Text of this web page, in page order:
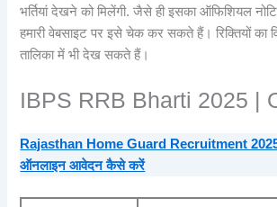
भर्तियां देखने को मिलेंगी. जैसे ही इसका ऑफिशियल
हमारी वेबसाइट पर इसे चेक कर सकते हैं। रिक्तियों का
तालिका में भी देख सकते हैं।
IBPS RRB Bharti 2025 |
Rajasthan Home Guard Recruitment
ऑनलाइन आवेदन कैसे करें